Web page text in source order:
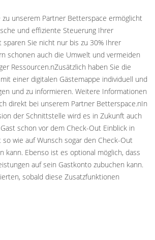
unserem Partner Betterspace ermöglicht
und effiziente Steuerung Ihrer
sparen Sie nicht nur bis zu 30% Ihrer
schonen auch die Umwelt und vermeiden
Ressourcen.nZusätzlich haben Sie die
einer digitalen Gästemappe individuell und
und zu informieren. Weitere Informationen
direkt bei unserem Partner Betterspace.nIn
der Schnittstelle wird es in Zukunft auch
schon vor dem Check-Out Einblick in
wie auf Wunsch sogar den Check-Out
kann. Ebenso ist es optional möglich, dass
auf sein Gastkonto zubuchen kann.
sobald diese Zusatzfunktionen